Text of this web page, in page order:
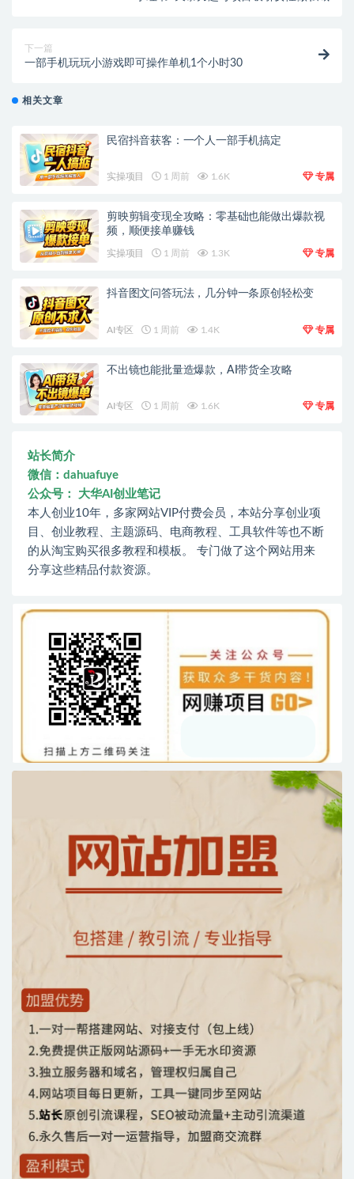
下一篇
一部手机玩玩小游戏即可操作单机1个小时30
相关文章
民宿抖音获客：一个人一部手机搞定
实操项目 1 周前 1.6K 专属
剪映剪辑变现全攻略：零基础也能做出爆款视
频，顺便接单赚钱
实操项目 1 周前 1.3K 专属
抖音图文问答玩法，几分钟一条原创轻松变
AI专区 1 周前 1.4K 专属
不出镜也能批量造爆款，AI带货全攻略
AI专区 1 周前 1.6K 专属
站长简介
微信：dahuafuye
公众号： 大华AI创业笔记
本人创业10年，多家网站VIP付费会员，本站分享创业项
目、创业教程、主题源码、电商教程、工具软件等也不断
的从淘宝购买很多教程和模板。 专门做了这个网站用来
分享这些精品付款资源。